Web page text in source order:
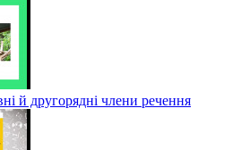
й другорядні члени речення